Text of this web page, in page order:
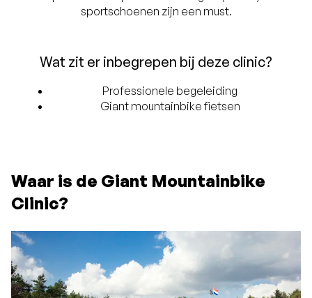
sportschoenen zijn een must.
Wat zit er inbegrepen bij deze clinic?
Professionele begeleiding
Giant mountainbike fietsen
Waar is de Giant Mountainbike
Clinic?